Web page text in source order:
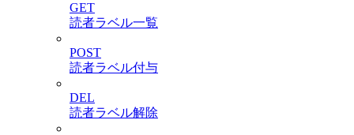
GET
読者ラベル一覧
POST
読者ラベル付与
DEL
読者ラベル解除